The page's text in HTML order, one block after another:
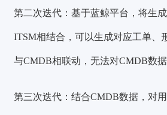
第二次迭代：基于蓝鲸平台，将生
ITSM相结合，可以生成对应工单、
与CMDB相联动，无法对CMDB数据
第三次迭代：结合CMDB数据，对